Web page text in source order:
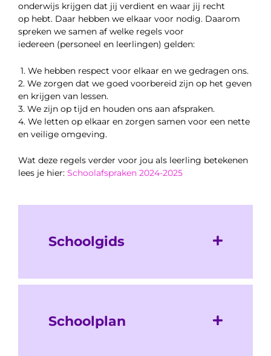
onderwijs krijgen dat jij verdient en waar jij recht
op hebt. Daar hebben we elkaar voor nodig. Daarom
spreken we samen af welke regels voor
iedereen (personeel en leerlingen) gelden:
1. We hebben respect voor elkaar en we gedragen ons.
2. We zorgen dat we goed voorbereid zijn op het geven
en krijgen van lessen.
3. We zijn op tijd en houden ons aan afspraken.
4. We letten op elkaar en zorgen samen voor een nette
en veilige omgeving.
Wat deze regels verder voor jou als leerling betekenen
lees je hier: Schoolafspraken 2024-2025
Schoolgids
Schoolplan